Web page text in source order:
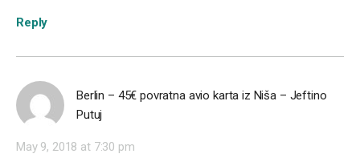
Reply
Berlin – 45€ povratna avio karta iz Niša – Jeftino
Putuj
May 9, 2018 at 7:30 pm